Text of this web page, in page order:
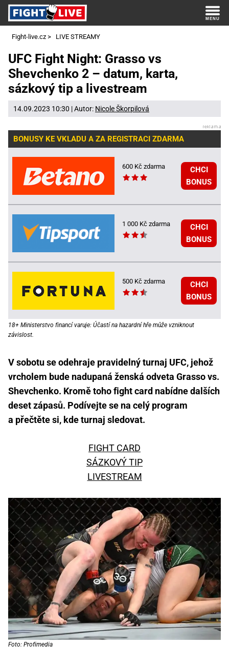
Fight-live.cz > LIVE STREAMY
UFC Fight Night: Grasso vs
Shevchenko 2 – datum, karta,
sázkový tip a livestream
14.09.2023 10:30 | Autor: Nicole Škorpilová
BONUSY KE VKLADU A ZA REGISTRACI ZDARMA
600 Kč zdarma
CHCI
BONUS
1 000 Kč zdarma
CHCI
BONUS
500 Kč zdarma
CHCI
BONUS
18+ Ministerstvo financí varuje: Účastí na hazardní hře může vzniknout
závislost.
V sobotu se odehraje pravidelný turnaj UFC, jehož
vrcholem bude nadupaná ženská odveta Grasso vs.
Shevchenko. Kromě toho fight card nabídne dalších
deset zápasů. Podívejte se na celý program
a přečtěte si, kde turnaj sledovat.
FIGHT CARD
SÁZKOVÝ TIP
LIVESTREAM
Foto: Profimedia